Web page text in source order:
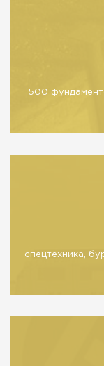
500
спецтехника,